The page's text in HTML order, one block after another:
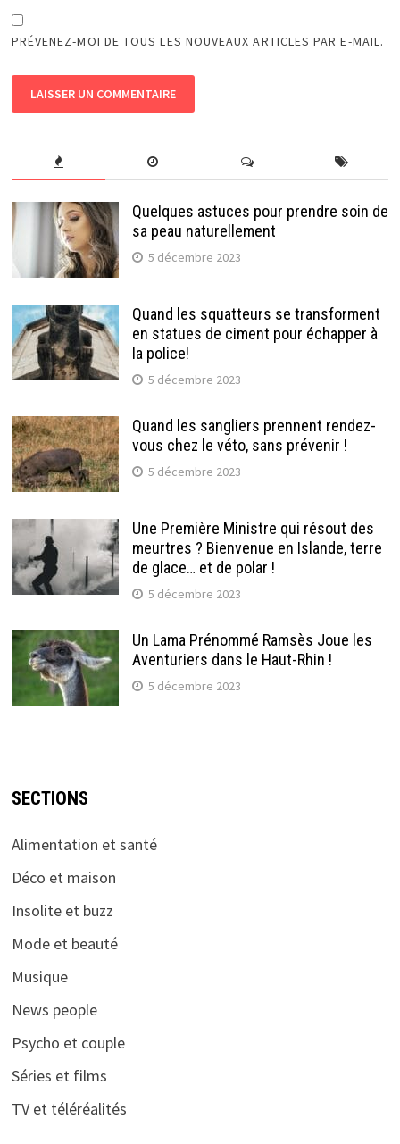
PRÉVENEZ-MOI DE TOUS LES NOUVEAUX ARTICLES PAR E-MAIL.
Quelques astuces pour prendre soin de
sa peau naturellement
5 décembre 2023
Quand les squatteurs se transforment
en statues de ciment pour échapper à
la police!
5 décembre 2023
Quand les sangliers prennent rendez-
vous chez le véto, sans prévenir !
5 décembre 2023
Une Première Ministre qui résout des
meurtres ? Bienvenue en Islande, terre
de glace… et de polar !
5 décembre 2023
Un Lama Prénommé Ramsès Joue les
Aventuriers dans le Haut-Rhin !
5 décembre 2023
SECTIONS
Alimentation et santé
Déco et maison
Insolite et buzz
Mode et beauté
Musique
News people
Psycho et couple
Séries et films
TV et téléréalités